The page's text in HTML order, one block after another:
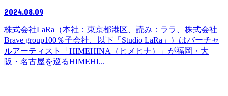
2024.08.09
株式会社LaRa（本社：東京都港区、読み：ララ、株式会社
Brave group100％子会社、以下「Studio LaRa」）はバーチャ
ルアーティスト「HIMEHINA（ヒメヒナ）」が福岡・大
阪・名古屋を巡るHIMEHI...